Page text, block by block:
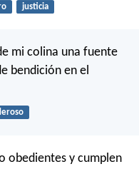
justicia
mi colina una fuente
bendición en el
obedientes y cumplen